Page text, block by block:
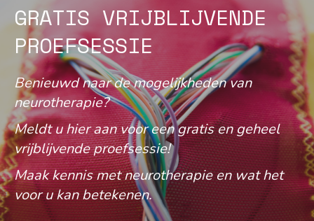
GRATIS VRIJBLIJVENDE
PROEFSESSIE
Benieuwd naar de mogelijkheden van
neurotherapie?
Meldt u hier aan voor een gratis en geheel
vrijblijvende proefsessie!
Maak kennis met neurotherapie en wat het
voor u kan betekenen.